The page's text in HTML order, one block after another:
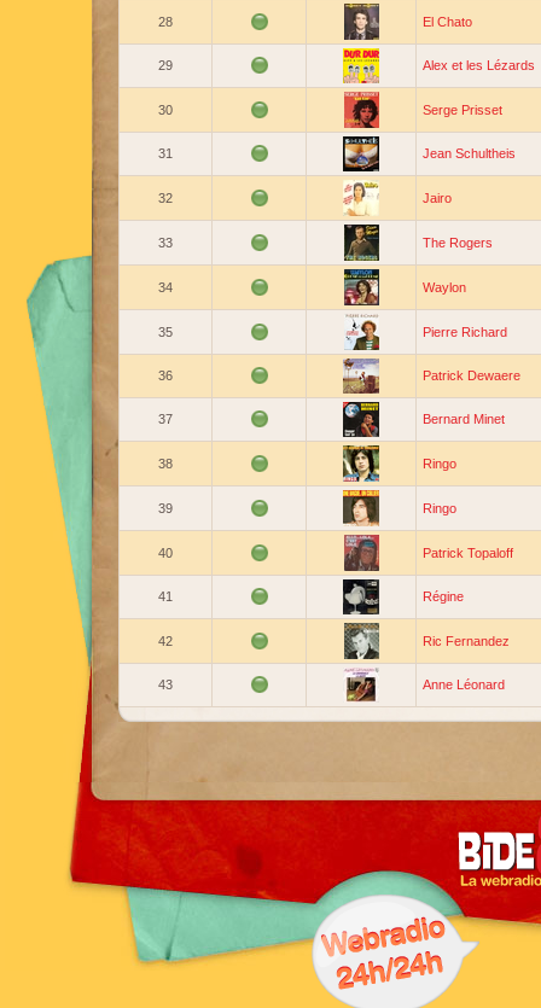
28 El Chato
29 Alex et les Lézards
30 Serge Prisset
31 Jean Schultheis
32 Jairo
33 The Rogers
34 Waylon
35 Pierre Richard
36 Patrick Dewaere
37 Bernard Minet
38 Ringo
39 Ringo
40 Patrick Topaloff
41 Régine
42 Ric Fernandez
43 Anne Léonard